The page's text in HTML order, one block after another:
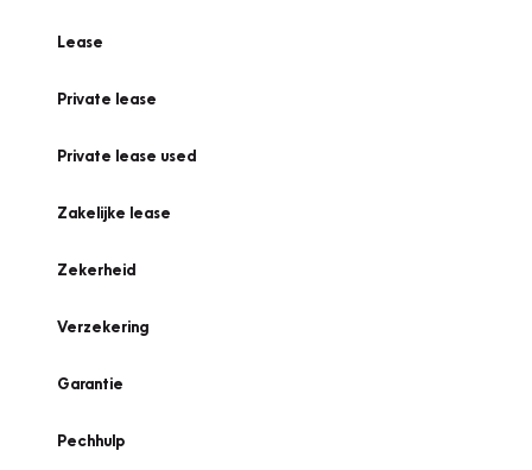
Lease
Private lease
Private lease used
Zakelijke lease
Zekerheid
Verzekering
Garantie
Pechhulp